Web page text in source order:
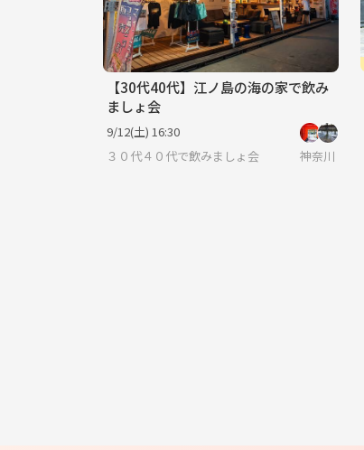
【30代40代】江ノ島の海の家で飲み
ましょ会
9/12(土) 16:30
３０代４０代で飲みましょ会
神奈川